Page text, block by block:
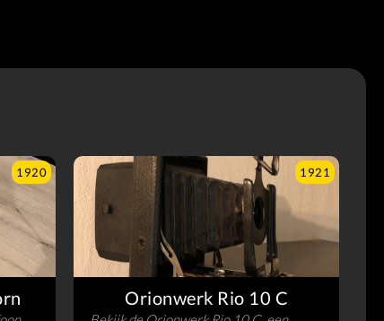
1920 1921
Orionwerk Rio 10 C